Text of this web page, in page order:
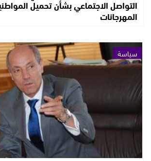
التواصل الاجتماعي بشأن تحميل
المهرجانات
سياسة